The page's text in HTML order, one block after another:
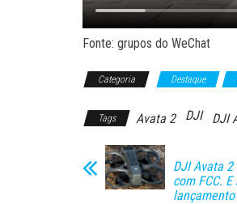
Fonte: grupos do WeChat
Categoria Destaque
Tags Avata 2 DJI DJI
DJI Avata
com FCC.